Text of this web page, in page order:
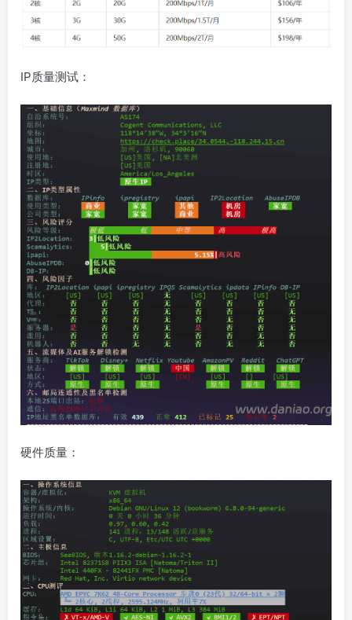
IP质量测试：
硬件质量：